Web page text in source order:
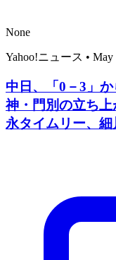
None
Yahoo!ニュース • May
中日、「0－3」
神・門別の立ち
永タイムリー、